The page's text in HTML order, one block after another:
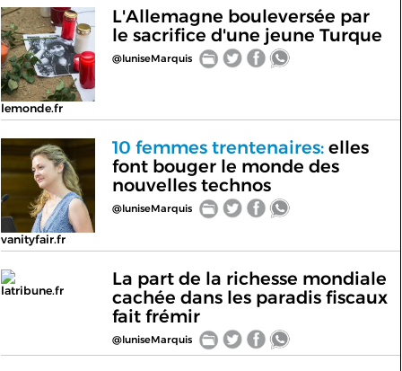
lemonde.fr
L'Allemagne bouleversée par
le sacrifice d'une jeune Turque
@luniseMarquis
vanityfair.fr
10 femmes trentenaires:elles
font bouger le monde des
nouvelles technos
@luniseMarquis
latribune.fr
La part de la richesse mondiale
cachée dans les paradis fiscaux
fait frémir
@luniseMarquis